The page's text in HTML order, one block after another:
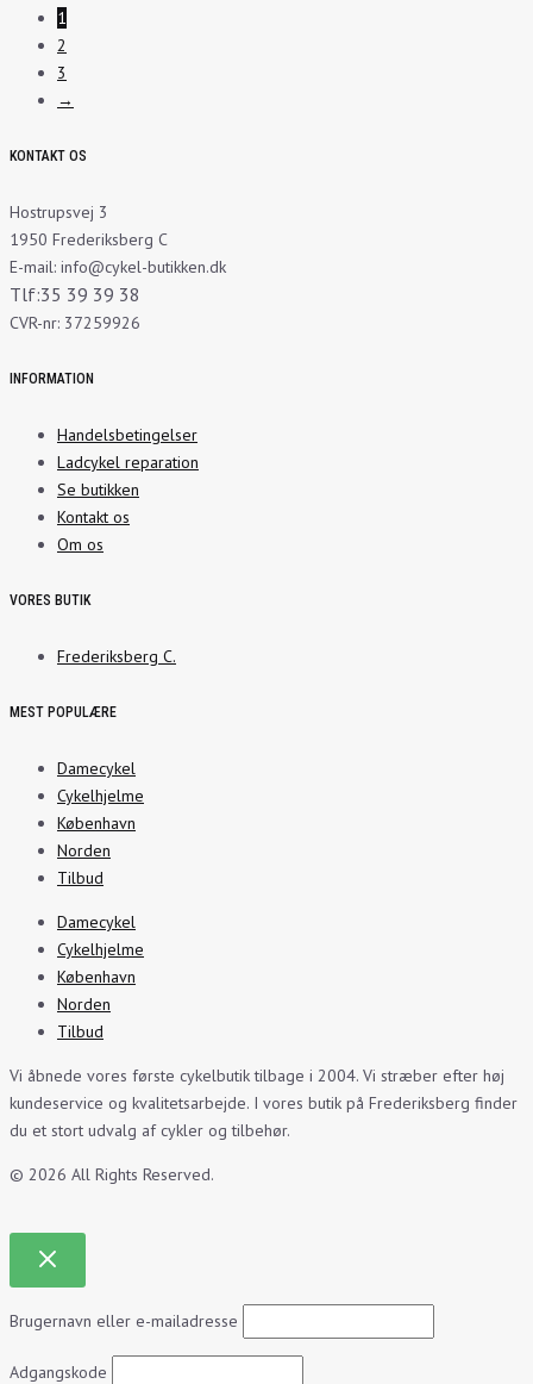
1
2
3
→
KONTAKT OS
Hostrupsvej 3
1950 Frederiksberg C
E-mail: info@cykel-butikken.dk
Tlf:35 39 39 38
CVR-nr: 37259926
INFORMATION
Handelsbetingelser
Ladcykel reparation
Se butikken
Kontakt os
Om os
VORES BUTIK
Frederiksberg C.
MEST POPULÆRE
Damecykel
Cykelhjelme
København
Norden
Tilbud
Damecykel
Cykelhjelme
København
Norden
Tilbud
Vi åbnede vores første cykelbutik tilbage i 2004. Vi stræber efter høj
kundeservice og kvalitetsarbejde. I vores butik på Frederiksberg finder
du et stort udvalg af cykler og tilbehør.
© 2026 All Rights Reserved.
Brugernavn eller e-mailadresse
Adgangskode